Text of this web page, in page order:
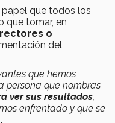
papel que todos los
que tomar, en
o
del
que hemos
persona que nombras
ver sus resultados,
enfrentado y que se